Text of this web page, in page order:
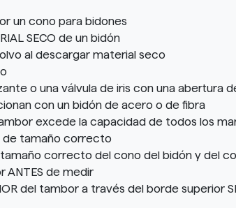
un cono para bidones
SECO de un bidón
al descargar material seco
o una válvula de iris con una abertura
con un bidón de acero o de fibra
excede la capacidad de todos los
de tamaño correcto
correcto del cono del bidón y del
ANTES de medir
del tambor a través del borde superior